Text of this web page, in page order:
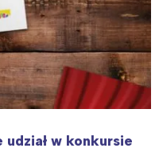
w konkursie